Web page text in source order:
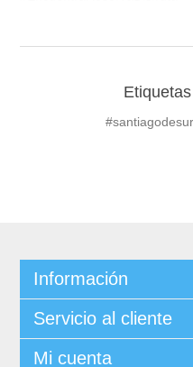
Información
Servicio al cliente
Mi cuenta